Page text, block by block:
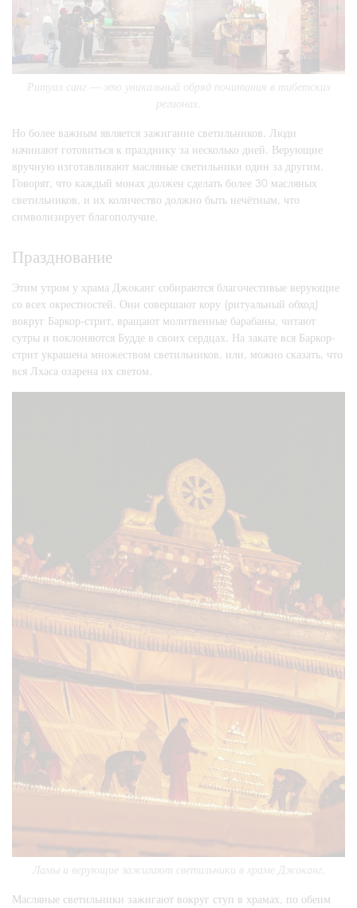
Ритуал санг — это уникальный обряд почитания в тибетских
регионах.
Но более важным является зажигание светильников. Люди
начинают готовиться к празднику за несколько дней. Верующие
вручную изготавливают масляные светильники один за другим.
Говорят, что каждый монах должен сделать более 30 масляных
светильников, и их количество должно быть нечётным, что
символизирует благополучие.
Празднование
Этим утром у храма Джоканг собираются благочестивые верующие
со всех окрестностей. Они совершают кору (ритуальный обход)
вокруг Баркор-стрит, вращают молитвенные барабаны, читают
сутры и поклоняются Будде в своих сердцах. На закате вся Баркор-
стрит украшена множеством светильников, или, можно сказать, что
вся Лхаса озарена их светом.
Ламы и верующие зажигают светильники в храме Джоканг.
Масляные светильники зажигают вокруг ступ в храмах, по обеим